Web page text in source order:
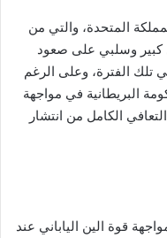
المتحدة، والتي من
كبير وسلبي على صعود
تلك الفترة، وعلى الرغم
البريطانية في مواجهة
الكامل من انتشار
قوة الين الياباني عند